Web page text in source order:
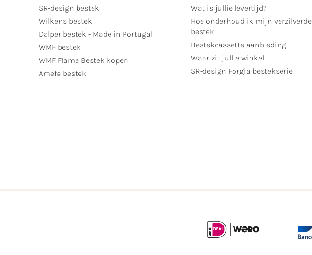
SR-design bestek
Wilkens bestek
Dalper bestek - Made in Portugal
WMF bestek
WMF Flame Bestek kopen
Amefa bestek
Wat is jullie levertijd?
Hoe onderhoud ik mijn verzilverde
bestek
Bestekcassette aanbieding
Waar zit jullie winkel
SR-design Forgia bestekserie